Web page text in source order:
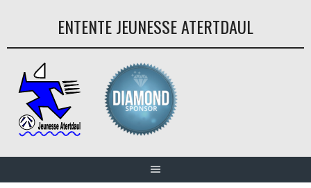
ENTENTE JEUNESSE ATERTDAUL